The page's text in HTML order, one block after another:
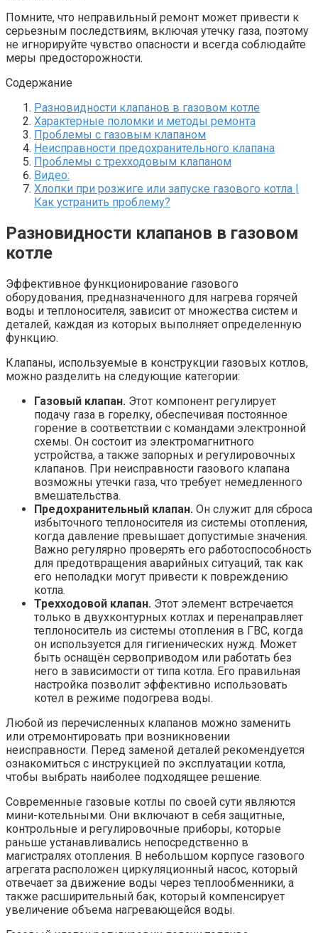
Помните, что неправильный ремонт может привести к
серьезным последствиям, включая утечку газа, поэтому
не игнорируйте чувство опасности и всегда соблюдайте
меры предосторожности.
Содержание
Разновидности клапанов в газовом котле
Характерные поломки и методы ремонта
Проблемы с газовым клапаном
Неисправности предохранительного клапана
Проблемы с трехходовым клапаном
Видео:
Хлопки при розжиге или запуске газового котла |
Как устранить проблему?
Разновидности клапанов в газовом
котле
Эффективное функционирование газового
оборудования, предназначенного для нагрева горячей
воды и теплоносителя, зависит от множества систем и
деталей, каждая из которых выполняет определенную
функцию.
Клапаны, используемые в конструкции газовых котлов,
можно разделить на следующие категории:
Газовый клапан. Этот компонент регулирует
подачу газа в горелку, обеспечивая постоянное
горение в соответствии с командами электронной
схемы. Он состоит из электромагнитного
устройства, а также запорных и регулировочных
клапанов. При неисправности газового клапана
возможны утечки газа, что требует немедленного
вмешательства.
Предохранительный клапан. Он служит для сброса
избыточного теплоносителя из системы отопления,
когда давление превышает допустимые значения.
Важно регулярно проверять его работоспособность
для предотвращения аварийных ситуаций, так как
его неполадки могут привести к повреждению
котла.
Трехходовой клапан. Этот элемент встречается
только в двухконтурных котлах и перенаправляет
теплоноситель из системы отопления в ГВС, когда
он используется для гигиенических нужд. Может
быть оснащён сервоприводом или работать без
него в зависимости от типа котла. Его правильная
настройка позволит эффективно использовать
котел в режиме подогрева воды.
Любой из перечисленных клапанов можно заменить
или отремонтировать при возникновении
неисправности. Перед заменой деталей рекомендуется
ознакомиться с инструкцией по эксплуатации котла,
чтобы выбрать наиболее подходящее решение.
Современные газовые котлы по своей сути являются
мини-котельными. Они включают в себя защитные,
контрольные и регулировочные приборы, которые
раньше устанавливались непосредственно в
магистралях отопления. В небольшом корпусе газового
агрегата расположен циркуляционный насос, который
отвечает за движение воды через теплообменники, а
также расширительный бак, который компенсирует
увеличение объема нагревающейся воды.